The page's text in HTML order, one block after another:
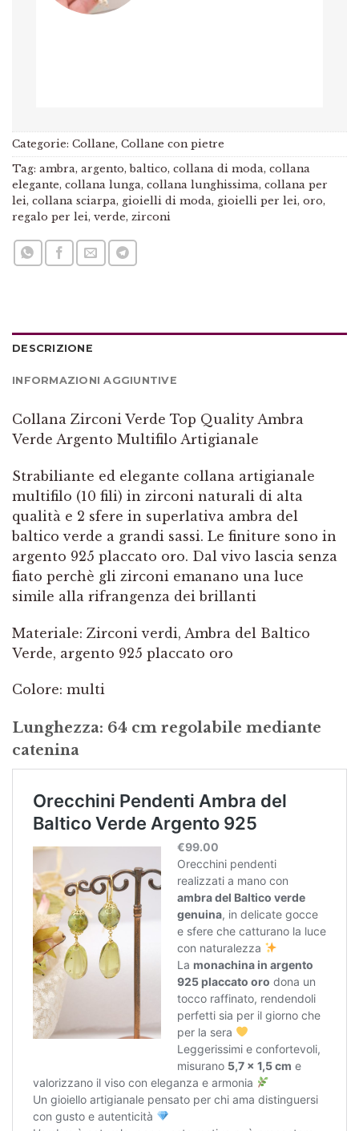
Categorie: Collane, Collane con pietre
Tag: ambra, argento, baltico, collana di moda, collana
elegante, collana lunga, collana lunghissima, collana per
lei, collana sciarpa, gioielli di moda, gioielli per lei, oro,
regalo per lei, verde, zirconi
DESCRIZIONE
INFORMAZIONI AGGIUNTIVE
Collana Zirconi Verde Top Quality Ambra
Verde Argento Multifilo Artigianale
Strabiliante ed elegante collana artigianale
multifilo (10 fili) in zirconi naturali di alta
qualità e 2 sfere in superlativa ambra del
baltico verde a grandi sassi. Le finiture sono in
argento 925 placcato oro. Dal vivo lascia senza
fiato perchè gli zirconi emanano una luce
simile alla rifrangenza dei brillanti
Materiale: Zirconi verdi, Ambra del Baltico
Verde, argento 925 placcato oro
Colore: multi
Lunghezza: 64 cm regolabile mediante
catenina